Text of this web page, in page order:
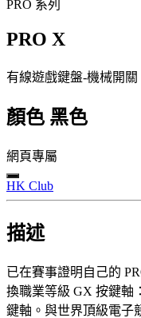
PRO 系列
PRO X
有線遊戲鍵盤-機械開關
顏色 黑色
網頁專屬
HK Club
描述
已在賽事證明自己的
換職業等級 GX 按鍵軸
鍵軸。與世界頂級電子